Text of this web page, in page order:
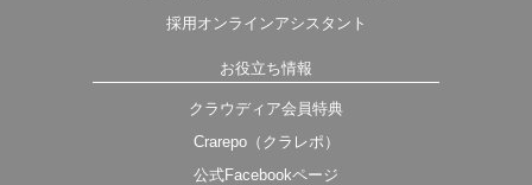
採用オンラインアシスタント
お役立ち情報
クラウディア会員特典
Crarepo（クラレポ）
公式Facebookページ